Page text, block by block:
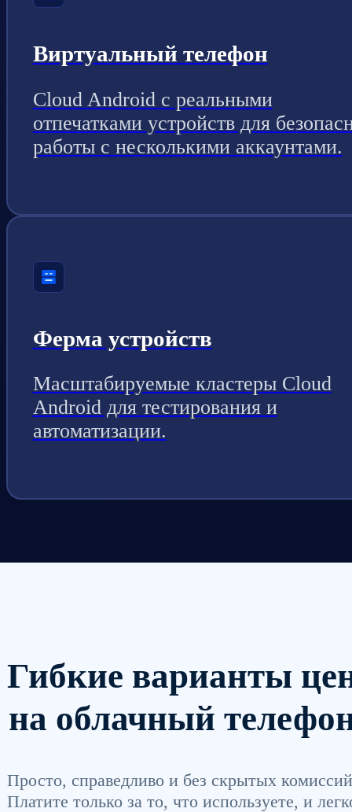
Виртуальный телефон
Cloud Android с реальными
отпечатками устройств для
работы с несколькими аккаунтами.
Ферма устройств
Масштабируемые кластеры Cloud
Android для тестирования и
автоматизации.
Гибкие варианты
на облачный
Просто, справедливо и без скрытых
Платите только за то, что используете, и